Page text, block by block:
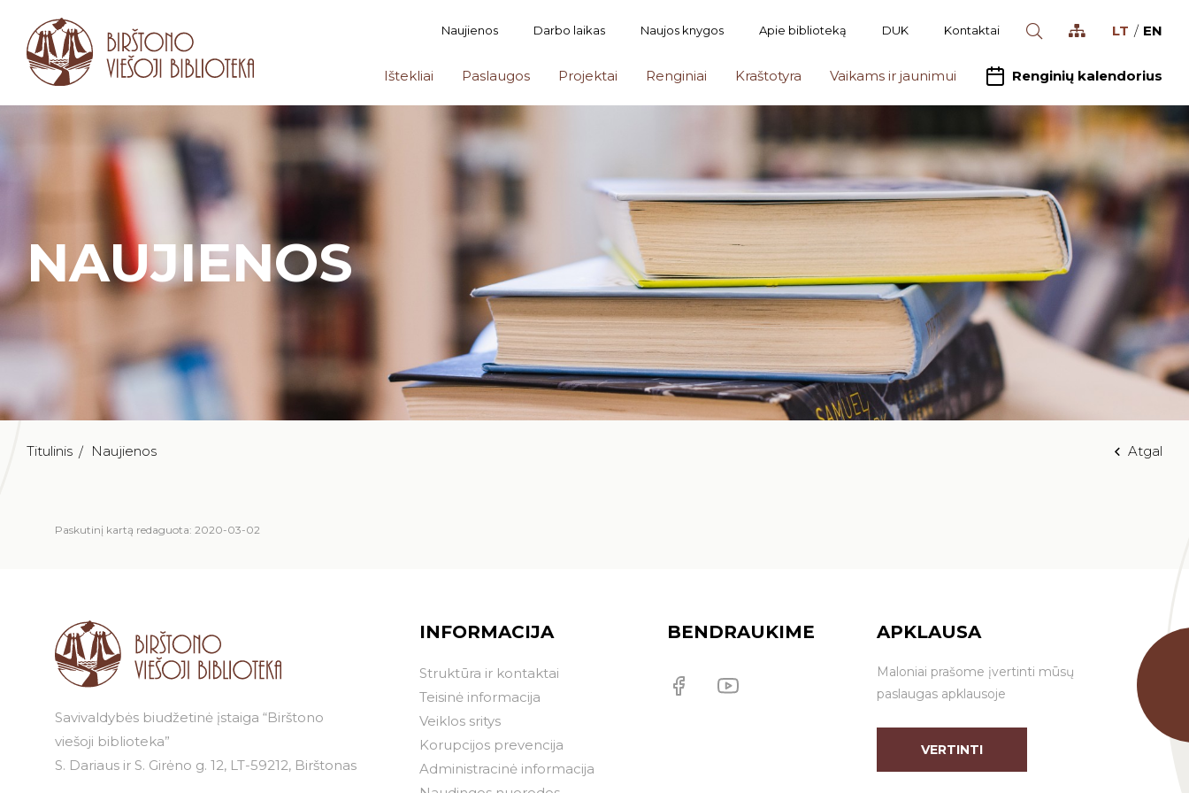
Naujienos Darbo laikas Naujos knygos Apie biblioteką DUK Kontaktai LT EN
Ištekliai Paslaugos Projektai Renginiai Kraštotyra Vaikams ir jaunimui Renginių kalendorius
NAUJIENOS
Titulinis Naujienos Atgal
Paskutinį kartą redaguota: 2020-03-02
Savivaldybės biudžetinė įstaiga “Birštono
viešoji biblioteka”
S. Dariaus ir S. Girėno g. 12, LT-59212, Birštonas
INFORMACIJA
Struktūra ir kontaktai
Teisinė informacija
Veiklos sritys
Korupcijos prevencija
Administracinė informacija
BENDRAUKIME APKLAUSA
Maloniai prašome įvertinti mūsų
paslaugas apklausoje
VERTINTI